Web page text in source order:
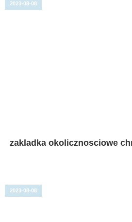
zakladka okolicznosciowe
2023-08-08
2023-08-08